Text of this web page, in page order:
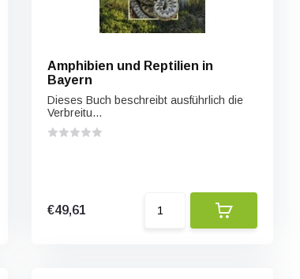
Amphibien und Reptilien in
Bayern
Dieses Buch beschreibt ausführlich die
Verbreitu...
€49,61